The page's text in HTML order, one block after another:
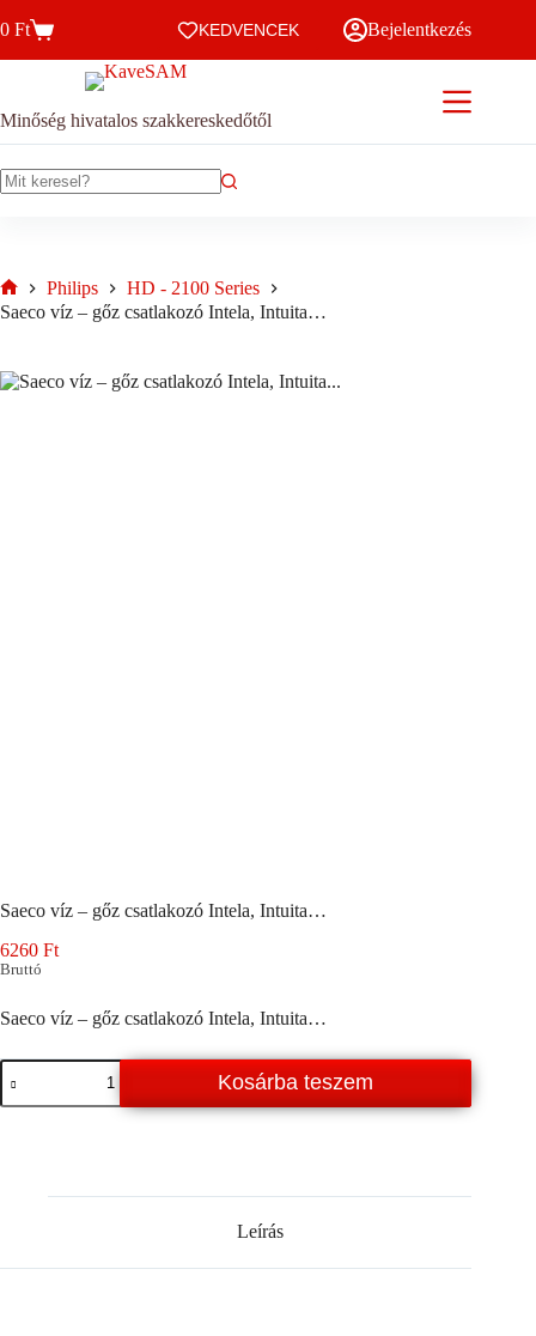
to
Kosár
0 Ft KEDVENCEK Bejelentkezés
Minőség hivatalos szakkereskedőtől
Home
Philips
HD - 2100 Series
Saeco víz – gőz csatlakozó Intela, Intuita…
Saeco víz – gőz csatlakozó Intela, Intuita…
6260 Ft
Bruttó
Saeco víz – gőz csatlakozó Intela, Intuita…
Saeco
víz
–
Kosárba teszem
Leírás